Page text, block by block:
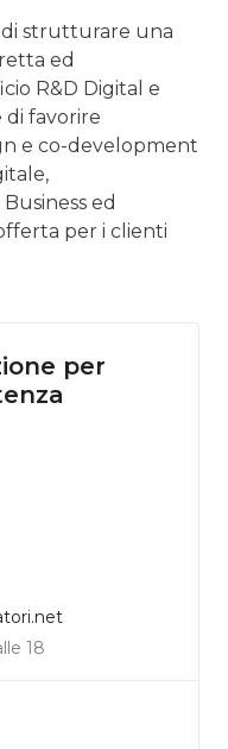
di strutturare una
ed
R&D Digital e
di favorire
e co-development
ed
per i clienti
per
18